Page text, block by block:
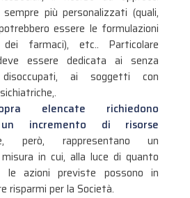
più personalizzati (quali,
essere le formulazioni
farmaci), etc.. Particolare
essere dedicata ai senza
ai soggetti con
elencate richiedono
un incremento di risorse
però, rappresentano un
in cui, alla luce di quanto
le azioni previste possono in
risparmi per la Società.